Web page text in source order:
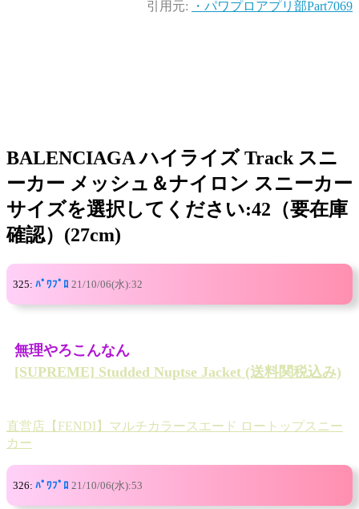
引用元: ・パワプロアプリ部Part7069
BALENCIAGA ハイライズ Track スニ
ーカー メッシュ＆ナイロン スニーカー
サイズを選択してください:42（要在庫
確認）(27cm)
325: ﾊﾟﾜﾌﾟﾛ 21/10/06(水):32
無理やろこんなん
[SUPREME] Studded Nuptse Jacket (送料関税込み)
直営店【FENDI】マルチカラースエード ロートップスニー
カー
326: ﾊﾟﾜﾌﾟﾛ 21/10/06(水):53